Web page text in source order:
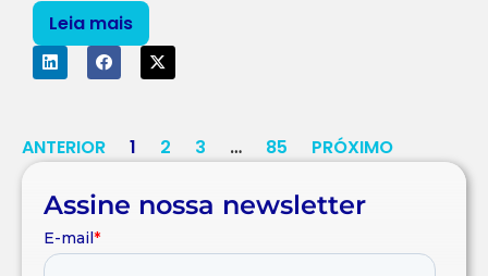
Leia mais
ANTERIOR 1 2 3 … 85 PRÓXIMO
Assine nossa newsletter